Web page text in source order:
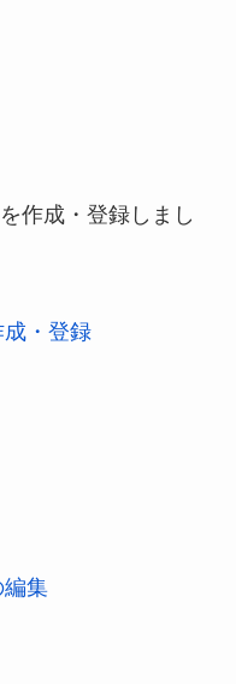
作成・登録しまし
・登録
編集